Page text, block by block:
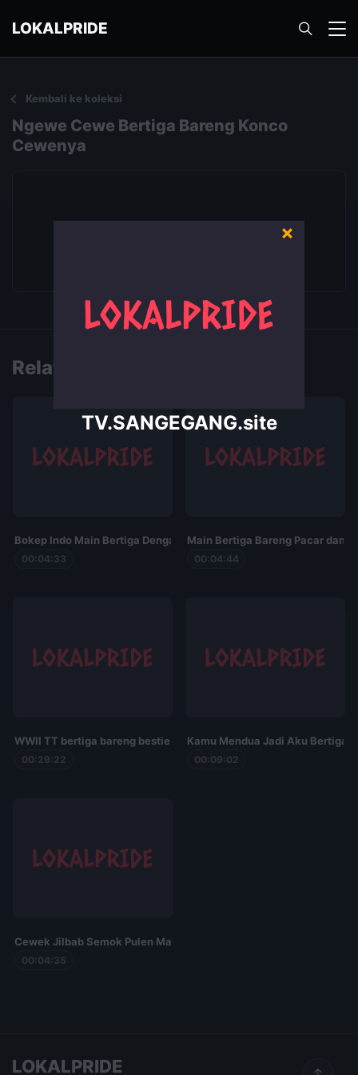
LOKALPRIDE
Kembali ke koleksi
Ngewe Cewe Bertiga Bareng Konco
Cewenya
Related Videos
Bokep Indo Main Bertiga Dengan Cewe Seksi
00:04:33
Main Bertiga Bareng Pacar dan
00:04:44
WWII TT bertiga bareng bestie
00:29:22
Kamu Mendua Jadi Aku Bertiga
00:09:02
Cewek Jilbab Semok Pulen Main Bertiga Sama Suami Temen
00:04:35
×
TV.SANGEGANG.site
LOKALPRIDE